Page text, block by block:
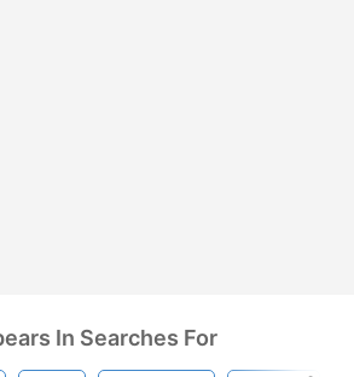
In Searches For